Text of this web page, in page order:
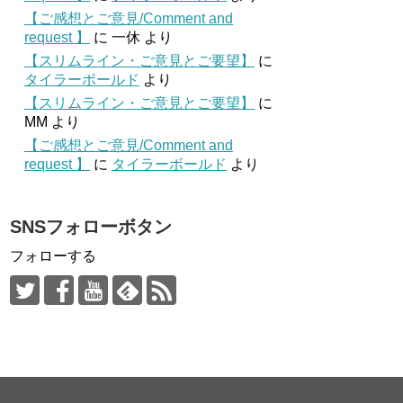
【ご感想とご意見/Comment and
request 】
に 一休 より
【スリムライン・ご意見とご要望】
に
タイラーボールド より
【スリムライン・ご意見とご要望】
に
MM より
【ご感想とご意見/Comment and
request 】
に タイラーボールド より
SNSフォローボタン
フォローする